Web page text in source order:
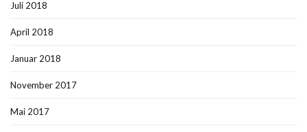
Juli 2018
April 2018
Januar 2018
November 2017
Mai 2017